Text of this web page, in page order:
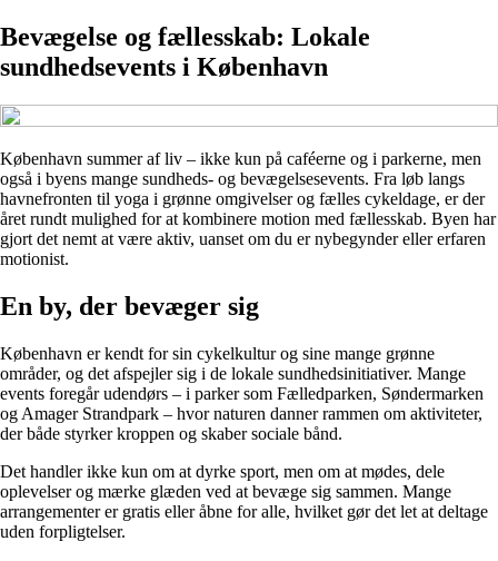
Bevægelse og fællesskab: Lokale
sundhedsevents i København
København summer af liv – ikke kun på caféerne og i parkerne, men
også i byens mange sundheds- og bevægelsesevents. Fra løb langs
havnefronten til yoga i grønne omgivelser og fælles cykeldage, er der
året rundt mulighed for at kombinere motion med fællesskab. Byen har
gjort det nemt at være aktiv, uanset om du er nybegynder eller erfaren
motionist.
En by, der bevæger sig
København er kendt for sin cykelkultur og sine mange grønne
områder, og det afspejler sig i de lokale sundhedsinitiativer. Mange
events foregår udendørs – i parker som Fælledparken, Søndermarken
og Amager Strandpark – hvor naturen danner rammen om aktiviteter,
der både styrker kroppen og skaber sociale bånd.
Det handler ikke kun om at dyrke sport, men om at mødes, dele
oplevelser og mærke glæden ved at bevæge sig sammen. Mange
arrangementer er gratis eller åbne for alle, hvilket gør det let at deltage
uden forpligtelser.